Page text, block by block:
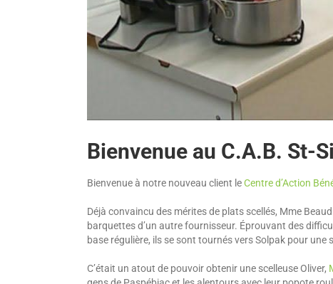
Bienvenue au C.A.B. St-
Bienvenue à notre nouveau client leCentre d’Action
Déjà convaincu des mérites de plats scellés, Mme
barquettes d’un autre fournisseur. Éprouvant des
base régulière, ils se sont tournés vers Solpak pour une
C’était un atout de pouvoir obtenir une scelleuse Oliver,